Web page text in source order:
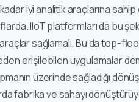
iyi analitik araçlarına sahip
IIoT platformları da bu
sağlamalı. Bu da top-
erişilebilen uygulamalar
üzerinde sağladığı
fabrika ve sahayı